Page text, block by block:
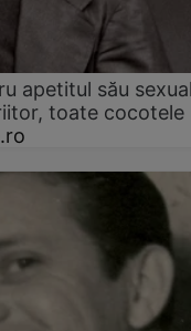
apetitul său
toate cocotele